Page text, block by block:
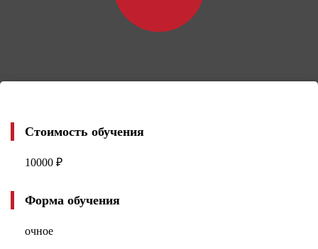
Стоимость обучения
10000 ₽
Форма обучения
очное